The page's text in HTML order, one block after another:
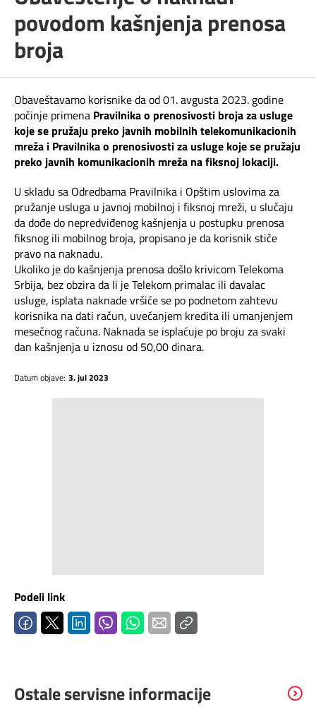
Pozivi ka inostranstvu
iris TV
Antena PLUS
TV APP
Šta da gledam?
Telefonski imenik
Samouslužni servisi
Kontakt centar
Kako do nas?
Rešavanje problema
Česta pitanja
Pokrivenost mreže
Mapa brzina
eRačun
Prilagođeno tebi
povodom kašnjenja prenosa
broja
Obaveštavamo korisnike da od 01. avgusta 2023. godine
počinje primena Pravilnika o prenosivosti broja za usluge
koje se pružaju preko javnih mobilnih telekomunikacionih
mreža i Pravilnika o prenosivosti za usluge koje se pružaju
preko javnih komunikacionih mreža na fiksnoj lokaciji.
U skladu sa Odredbama Pravilnika i Opštim uslovima za
pružanje usluga u javnoj mobilnoj i fiksnoj mreži, u slučaju
da dođe do nepredviđenog kašnjenja u postupku prenosa
fiksnog ili mobilnog broja, propisano je da korisnik stiče
pravo na naknadu.
Ukoliko je do kašnjenja prenosa došlo krivicom Telekoma
Srbija, bez obzira da li je Telekom primalac ili davalac
usluge, isplata naknade vršiće se po podnetom zahtevu
korisnika na dati račun, uvećanjem kredita ili umanjenjem
mesečnog računa. Naknada se isplaćuje po broju za svaki
dan kašnjenja u iznosu od 50,00 dinara.
Datum objave: 3. jul 2023
Podeli link
Ostale servisne informacije